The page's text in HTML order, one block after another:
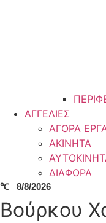
ΑΓΓΕΛΙΕΣ
ΑΓΟΡΑ
ΑΚΙΝΗΤΑ
ΔΙΑΦΟΡΑ
℃ 8/8/2026
Βούρκου